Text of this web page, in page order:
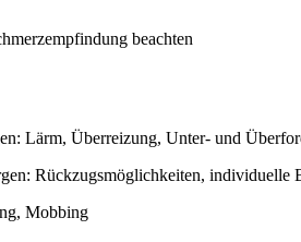
beachten
Lärm, Überreizung, Unter- und
Rückzugsmöglichkeiten, individuelle
Mobbing